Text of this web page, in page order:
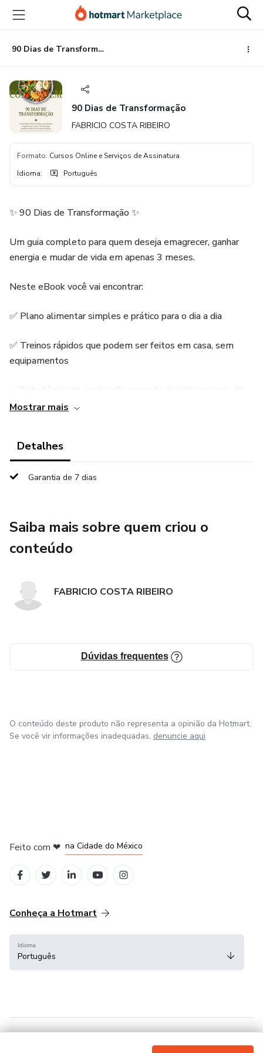
para
conteúdo
principal
para
pagamento
para
rodapé
90 Dias de Transformação
90 Dias de Transformação
FABRICIO COSTA RIBEIRO
Formato: Cursos Online e Serviços de Assinatura
Idioma: Português
✨ 90 Dias de Transformação ✨
Um guia completo para quem deseja emagrecer, ganhar
energia e mudar de vida em apenas 3 meses.
Neste eBook você vai encontrar:
✅ Plano alimentar simples e prático para o dia a dia
✅ Treinos rápidos que podem ser feitos em casa, sem
equipamentos
✅ Estratégias de motivação para não desistir no meio do
caminho
semana a semana
Mostrar mais
Detalhes
Garantia de 7 dias
Saiba mais sobre quem criou o
conteúdo
FABRICIO COSTA RIBEIRO
Dúvidas frequentes
O conteúdo deste produto não representa a opinião da Hotmart.
Se você vir informações inadequadas, denuncie aqui
Feito com ❤ na Cidade do México
Conheça a Hotmart
Idioma
Português